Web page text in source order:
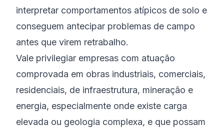
interpretar comportamentos atípicos de solo e
conseguem antecipar problemas de campo
antes que virem retrabalho.
Vale privilegiar empresas com atuação
comprovada em obras industriais, comerciais,
residenciais, de infraestrutura, mineração e
energia, especialmente onde existe carga
elevada ou geologia complexa, e que possam